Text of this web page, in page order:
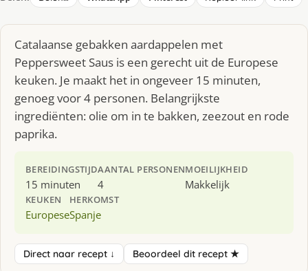
Catalaanse gebakken aardappelen met
Peppersweet Saus is een gerecht uit de Europese
keuken. Je maakt het in ongeveer 15 minuten,
genoeg voor 4 personen. Belangrijkste
ingrediënten: olie om in te bakken, zeezout en rode
paprika.
BEREIDINGSTIJD
15 minuten
AANTAL PERSONEN
4
MOEILIJKHEID
Makkelijk
KEUKEN
Europese
HERKOMST
Spanje
Direct naar recept ↓ Beoordeel dit recept ★